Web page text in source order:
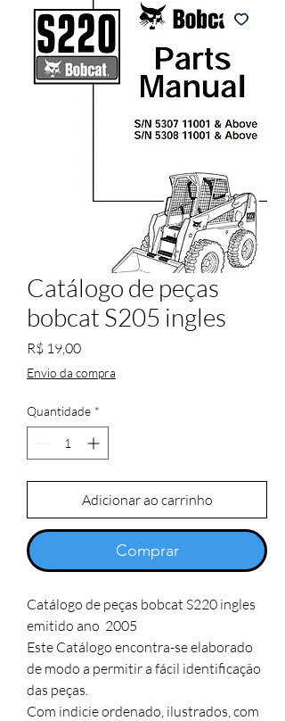
Catálogo de peças
bobcat S205 ingles
R$ 19,00Preço
Envio da compra
Quantidade *
Adicionar ao carrinho
Comprar
Catálogo de peças bobcat S220 ingles
emitido ano  2005
Este Catálogo encontra-se elaborado
de modo a permitir a fácil identificação
das peças.
Com indicie ordenado, ilustrados, com